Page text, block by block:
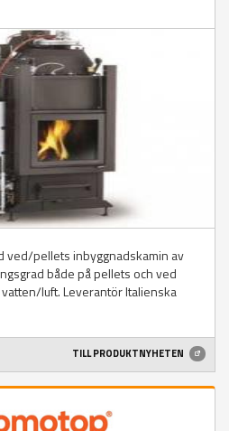
ved/pellets inbyggnadskamin av
både på pellets och ved
luft. Leverantör Italienska
TILL PRODUKTNYHETEN